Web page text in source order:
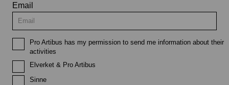
Email
Pro Artibus has my permission to send me information about their
activities
Elverket & Pro Artibus
Sinne